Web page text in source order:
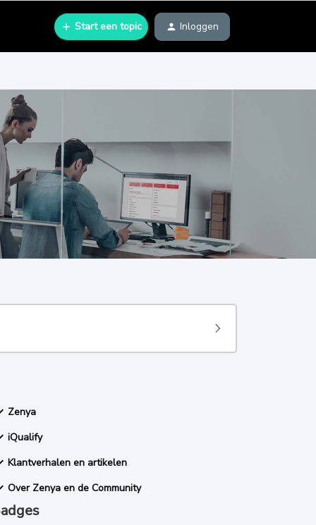
Start een topic Inloggen
Zenya
iQualify
Klantverhalen en artikelen
Over Zenya en de Community